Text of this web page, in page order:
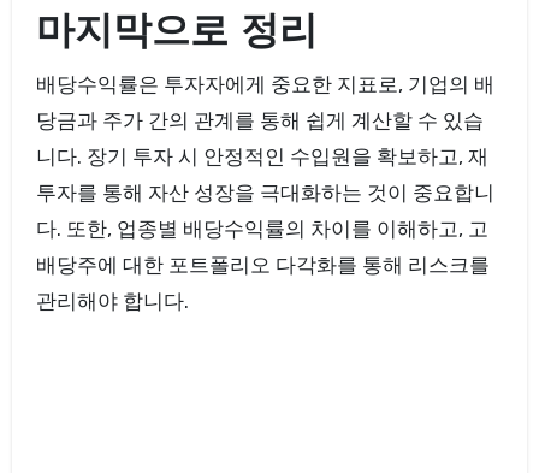
마지막으로 정리
배당수익률은 투자자에게 중요한 지표로, 기업의 배
당금과 주가 간의 관계를 통해 쉽게 계산할 수 있습
니다. 장기 투자 시 안정적인 수입원을 확보하고, 재
투자를 통해 자산 성장을 극대화하는 것이 중요합니
다. 또한, 업종별 배당수익률의 차이를 이해하고, 고
배당주에 대한 포트폴리오 다각화를 통해 리스크를
관리해야 합니다.